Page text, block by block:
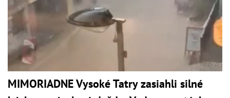
MIMORIADNE Vysoké Tatry zasiahli silné